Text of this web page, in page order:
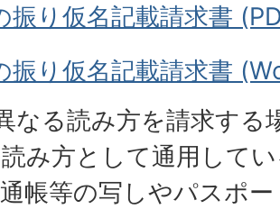
振り仮名記載請求書
振り仮名記載請求書
なる読み方を請求する
み方として通用して
帳等の写しやパスポ